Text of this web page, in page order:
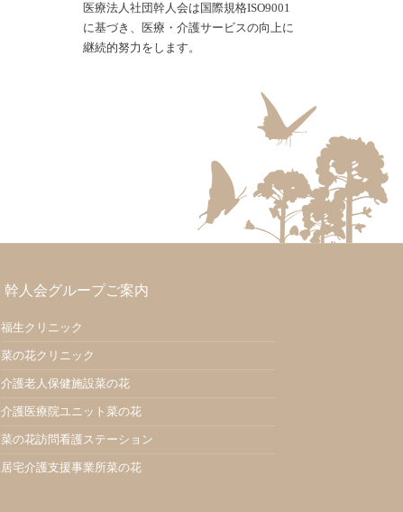
医療法人社団幹人会は国際規格ISO9001
に基づき、医療・介護サービスの向上に
継続的努力をします。
幹人会グループご案内
福生クリニック
菜の花クリニック
介護老人保健施設菜の花
介護医療院ユニット菜の花
菜の花訪問看護ステーション
居宅介護支援事業所菜の花